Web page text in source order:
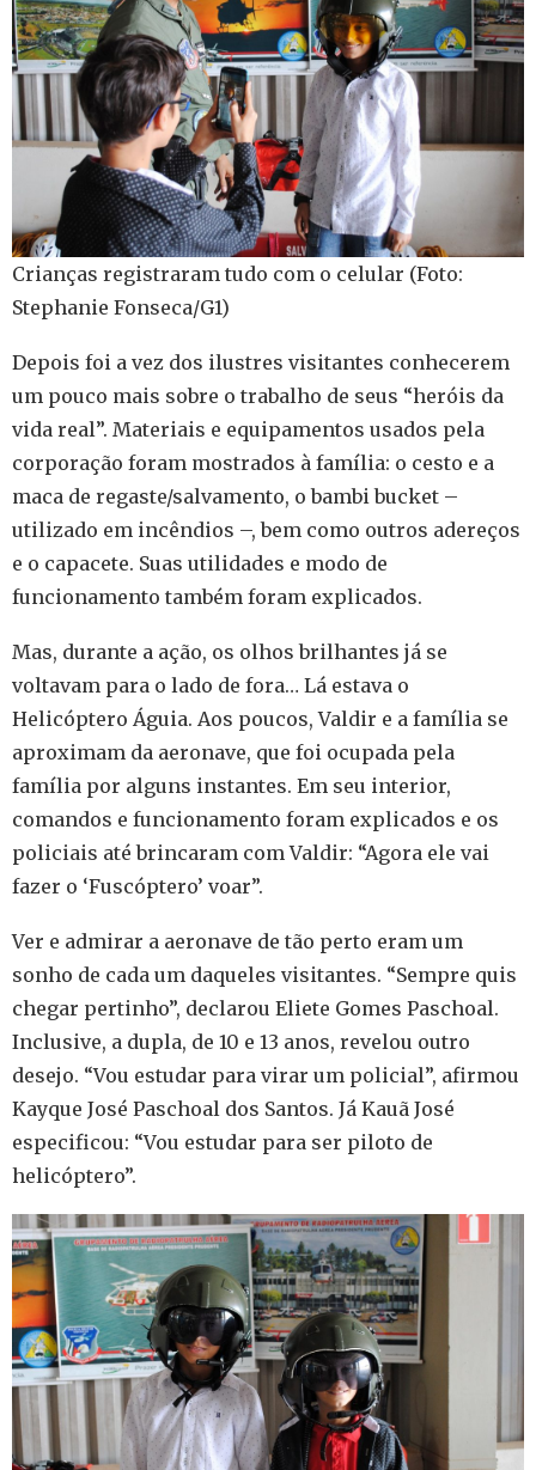
Crianças registraram tudo com o celular (Foto:
Stephanie Fonseca/G1)
Depois foi a vez dos ilustres visitantes conhecerem
um pouco mais sobre o trabalho de seus “heróis da
vida real”. Materiais e equipamentos usados pela
corporação foram mostrados à família: o cesto e a
maca de regaste/salvamento, o bambi bucket –
utilizado em incêndios –, bem como outros adereços
e o capacete. Suas utilidades e modo de
funcionamento também foram explicados.
Mas, durante a ação, os olhos brilhantes já se
voltavam para o lado de fora… Lá estava o
Helicóptero Águia. Aos poucos, Valdir e a família se
aproximam da aeronave, que foi ocupada pela
família por alguns instantes. Em seu interior,
comandos e funcionamento foram explicados e os
policiais até brincaram com Valdir: “Agora ele vai
fazer o ‘Fuscóptero’ voar”.
Ver e admirar a aeronave de tão perto eram um
sonho de cada um daqueles visitantes. “Sempre quis
chegar pertinho”, declarou Eliete Gomes Paschoal.
Inclusive, a dupla, de 10 e 13 anos, revelou outro
desejo. “Vou estudar para virar um policial”, afirmou
Kayque José Paschoal dos Santos. Já Kauã José
especificou: “Vou estudar para ser piloto de
helicóptero”.